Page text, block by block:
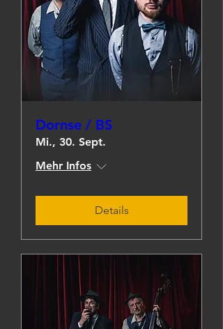
Dornse / BS
Mi., 30. Sept.
Mehr Infos
Details